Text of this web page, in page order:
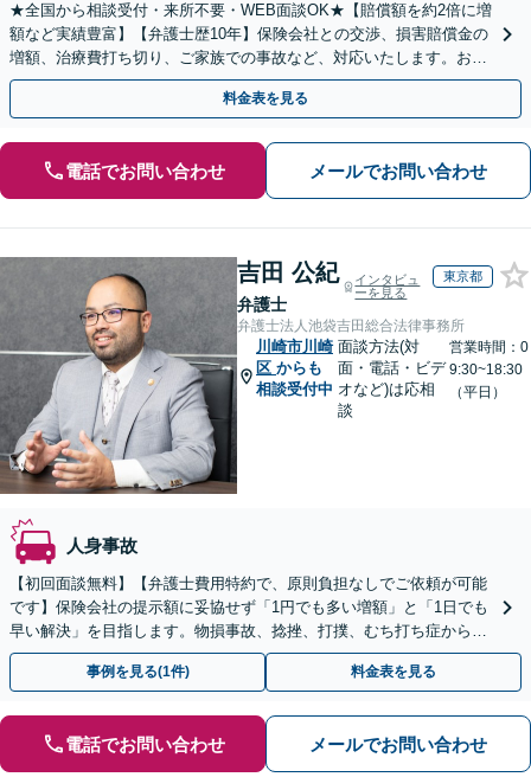
★全国から相談受付・来所不要・WEB面談OK★【賠償額を約2倍に増
額など実績豊富】【弁護士歴10年】保険会社との交渉、損害賠償金の
増額、治療費打ち切り、ご家族での事故など、対応いたします。お早
めにご相談ください【初回相談・着手金無料】
料金表を見る
電話でお問い合わせ メールでお問い合わせ
吉田 公紀
弁護士
インタビュ
ーを見る
東京都
弁護士法人池袋吉田総合法律事務所
川崎市川崎
区 からも
相談受付中
面談方法(対
面・電話・ビデ
オなど)は応相
談
営業時間：0
9:30~18:30
（平日）
人身事故
【初回面談無料】【弁護士費用特約で、原則負担なしでご依頼が可能
です】保険会社の提示額に妥協せず「1円でも多い増額」と「1日でも
早い解決」を目指します。物損事故、捻挫、打撲、むち打ち症から重
度後遺障害、死亡事故まで幅広く対応【WEB面談可】
事例を見る(1件) 料金表を見る
電話でお問い合わせ メールでお問い合わせ